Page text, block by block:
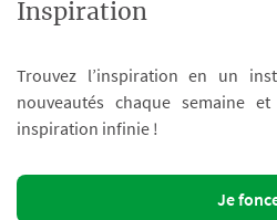
Inspiration
Trouvez l’inspiration en un
nouveautés chaque semaine
inspiration infinie !
Je